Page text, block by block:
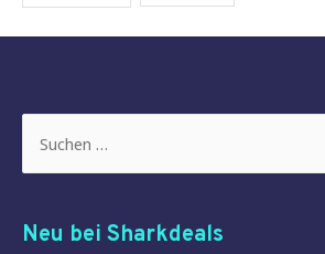
nach:
Neu bei Sharkdeals